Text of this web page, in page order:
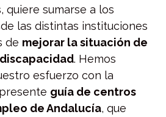
quiere sumarse a los
las distintas instituciones
de mejorar la situación de
. Hemos
esfuerzo con la
guía de centros
de Andalucía, que